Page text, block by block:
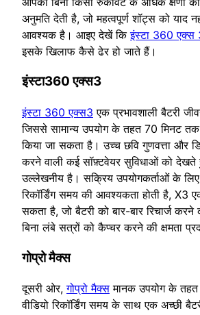
अनुमति देती है, जो महत्वपूर्ण शॉट्स को याद
आवश्यक है। आइए देखें किइंस्टा 360 एक्स
इसके खिलाफ कैसे ढेर हो जाते हैं।
इंस्टा360 एक्स3
इंस्टा 360 एक्स3 एक प्रभावशाली बैटरी
जिससे सामान्य उपयोग के तहत 70 मिनट तक
किया जा सकता है। उच्च छवि गुणवत्ता और
करने वाली कई सॉफ़्टवेयर सुविधाओं को देखते
उल्लेखनीय है। सक्रिय उपयोगकर्ताओं के
रिकॉर्डिंग समय की आवश्यकता होती है, X3
सकता है, जो बैटरी को बार-बार रिचार्ज
बिना लंबे सत्रों को कैप्चर करने की क्षमता
गोप्रो मैक्स
दूसरी ओर,गोप्रो मैक्स मानक उपयोग के
वीडियो रिकॉर्डिंग समय के साथ एक अच्छी